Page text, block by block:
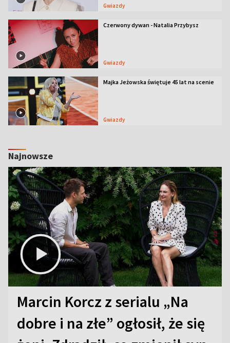
Gwiazdy
Czerwony dywan - Natalia Przybysz
Gwiazdy
Majka Jeżowska świętuje 45 lat na scenie
Gwiazdy
Najnowsze
Marcin Korcz z serialu „Na
dobre i na złe” ogłosił, że się